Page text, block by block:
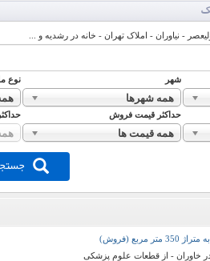
ولیعصر - نیاوران - املاک تهران - خانه در رشدیه و ...
شهر نوع
همه شهرها
حداکثر قیمت فروش
همه قیمت ها
(فروش)
خاوران - از قطعات علوم پزشکی